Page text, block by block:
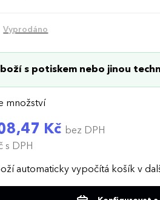
Vyprodáno
s potiskem nebo jinou
množství
Kč bez DPH
s DPH
automaticky vypočítá košík v